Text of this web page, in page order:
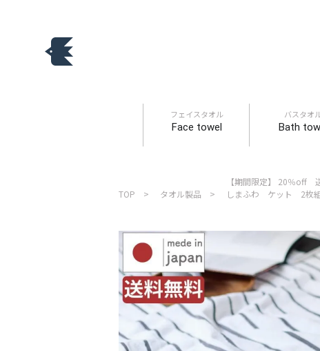
フェイスタオル
Face towel
バスタオ
Bath
TOP タオル製品
【期間限定】 20％off
しまふわ ケット 2枚